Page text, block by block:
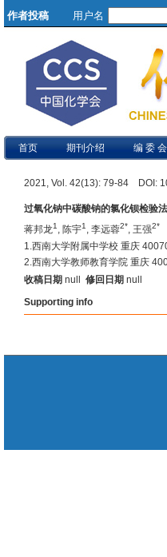
作者投稿 用户名
首页 期刊介绍 编 委 会
2021, Vol. 42(13): 79-84 DOI:
过氧化钠中碳酸钠的氯化钡检验
蒋邦龙1 , 陈宇1 , 李远蓉2*, 王强2*
1.西南大学附属中学校 重庆
2.西南大学教师教育学院 重庆
收稿日期 null 修回日期 null
Supporting info